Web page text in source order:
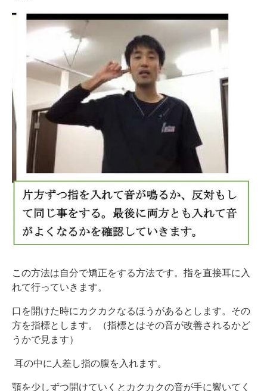
この方法は自分で矯正をする方法です。指を直接耳に入
れて行っていきます。
口を開けた時にカクカクなるほうがあるとします。その
方を指標とします。（指標とはその音が改善されるかど
うかで見ます）
耳の中に人差し指の腹を入れます。
顎を少しずつ開けていくとカクカクの音が手に響いてく